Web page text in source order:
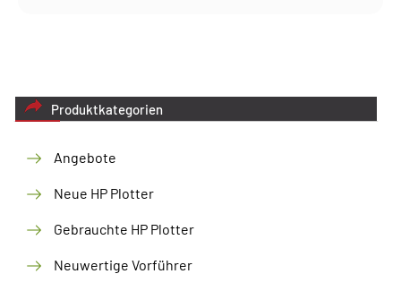
Produktkategorien
Angebote
Neue HP Plotter
Gebrauchte HP Plotter
Neuwertige Vorführer